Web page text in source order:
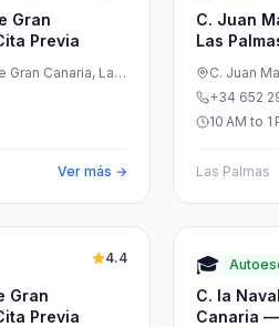
Gran
Previa
Gran Canaria, Las
Ver más →
C. Juan
Las
C. Juan
Palmas
+34 652
10 AM to 1
Las Palmas
Gran
Previa
4.4 🎓
C. la
Canaria —